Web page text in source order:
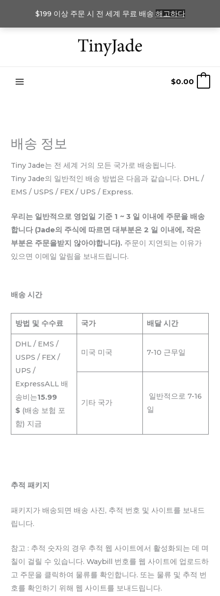
$199 이상 주문 시 전 세계 무료 배송 해고하다
$0.00
배송 정보
Tiny Jade는 전 세계 거의 모든 국가로 배송됩니다.
Tiny Jade의 일반적인 배송 방법은 다음과 같습니다. DHL /
EMS / USPS / FEX / UPS / Express.
우리는 일반적으로 영업일 기준 1 ~ 3 일 이내에 주문을 배송
합니다 (Jade의 주식에 따르면 대부분은 2 일 이내에, 작은
부분은 주문을받지 않아야합니다). 주문이 지연되는 이유가
있으면 이메일 알림을 보내드립니다.
배송 시간
방법 및 수수료 국가 배달 시간
DHL / EMS /
USPS / FEX /
UPS /
ExpressALL 배
송비는15.99
$(배송 보험 포
함) 지금
미국 미국 7-10 근무일
기타 국가
일반적으로 7-16
일
추적 패키지
패키지가 배송되면 배송 사진, 추적 번호 및 사이트를 보내드
립니다.
참고 : 추적 숫자의 경우 추적 웹 사이트에서 활성화되는 데 며
칠이 걸릴 수 있습니다. Waybill 번호를 웹 사이트에 업로드하
고 주문을 클릭하여 물류를 확인합니다. 또는 물류 및 추적 번
호를 확인하기 위해 웹 사이트를 보내드립니다.